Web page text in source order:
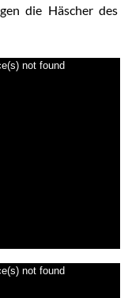
die Häscher des
not found
not found